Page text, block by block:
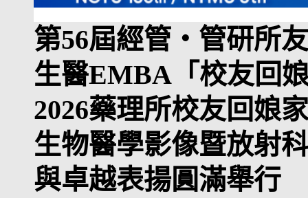
第56屆經管・管研所
生醫EMBA「校友回
2026藥理所校友回娘家
生物醫學影像暨放射
與卓越表揚圓滿舉行